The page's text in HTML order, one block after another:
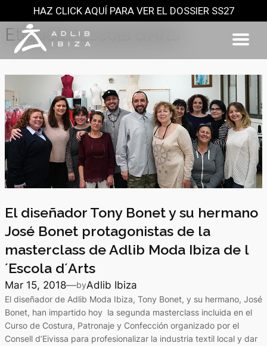
al
contenido
HAZ CLICK AQUÍ PARA VER EL DOSSIER SS27
Etiqueta:Escola d’Arts
El diseñador Tony Bonet y su hermano
José Bonet protagonistas de la
masterclass de Adlib Moda Ibiza de l
´Escola d´Arts
Mar 15, 2018—byAdlib Ibiza
El diseñador de Adlib Moda Ibiza, Tony Bonet, y su hermano, José
Bonet, han impartido hoy la segunda masterclass incluida en el
Curso de Costura, Patronaje y Confección organizado por el
Consell d’Eivissa para profesionalizar la industria textil local y dar